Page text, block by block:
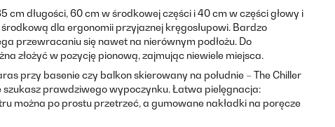
cm długości, 60 cm w środkowej części i 40 cm w części głowy i
dla ergonomii przyjaznej kręgosłupowi. Bardzo
przewracaniu się nawet na nierównym podłożu. Do
złożyć w pozycję pionową, zajmując niewiele miejsca.
przy basenie czy balkon skierowany na południe – The Chiller
szukasz prawdziwego wypoczynku. Łatwa pielęgnacja:
można po prostu przetrzeć, a gumowane nakładki na poręcze